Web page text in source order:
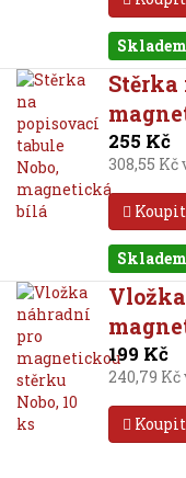
Skladem
Stěrka
255 Kč
308,55 Kč
Koupit
Skladem
199 Kč
240,79 Kč
Koupit